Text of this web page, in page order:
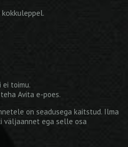
ei toimu.
Avita e-poes.
on seadusega kaitstud. Ilma
väljaannet ega selle osa